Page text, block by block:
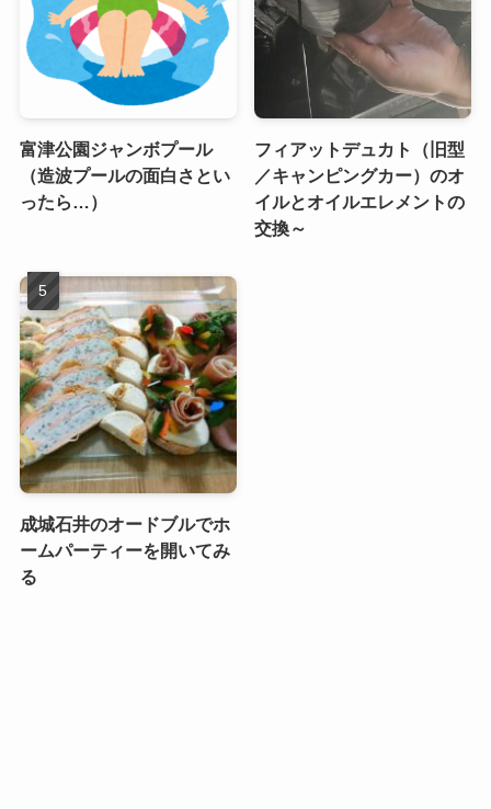
富津公園ジャンボプール
（造波プールの面白さとい
ったら…）
フィアットデュカト（旧型
／キャンピングカー）のオ
イルとオイルエレメントの
交換～
成城石井のオードブルでホ
ームパーティーを開いてみ
る